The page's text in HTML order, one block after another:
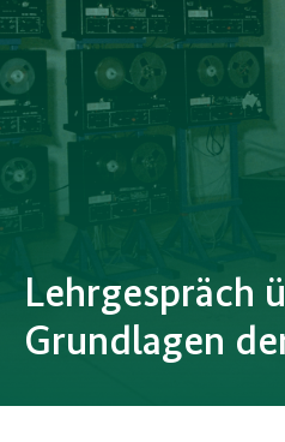
Lehrgespräch
Grundlagen